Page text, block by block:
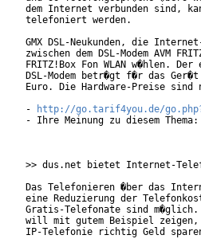
dem Internet verbunden sind,
telefoniert werden.
GMX DSL-Neukunden, die
zwischen dem DSL-Modem AVM
FRITZ!Box Fon WLAN w�hlen.
DSL-Modem betr�gt f�r das
Euro. Die Hardware-Preise
-
http://go.tarif4you.de/
- Ihre Meinung zu diesem Thema:
>> dus.net bietet Internet-
Das Telefonieren �ber das
eine Reduzierung der
Gratis-Telefonate sind
will mit gutem Beispiel zeigen,
IP-Telefonie richtig Geld